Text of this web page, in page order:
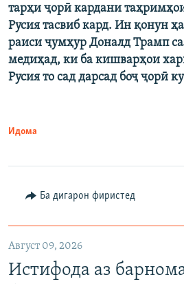
тарҳи ҷорӣ кардани
Русия тасвиб кард. Ин қонун
раиси ҷумҳур Доналд Трамп
медиҳад, ки ба кишварҳои
Русия то сад дарсад боҷ ҷорӣ
Идома
Ба дигарон фиристед
Август 09, 2026
Истифода аз